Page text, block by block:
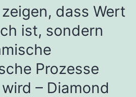
dass Wert
ist, sondern
Prozesse
– Diamond